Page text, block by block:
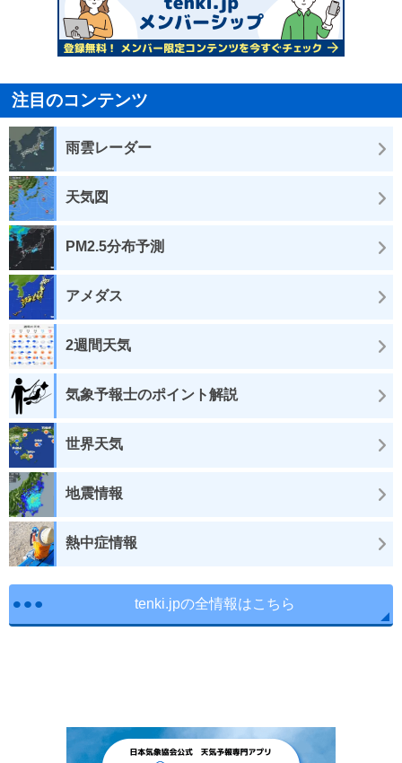
注目のコンテンツ
雨雲レーダー
天気図
PM2.5分布予測
アメダス
2週間天気
気象予報士のポイント解説
世界天気
地震情報
熱中症情報
tenki.jpの全情報はこちら